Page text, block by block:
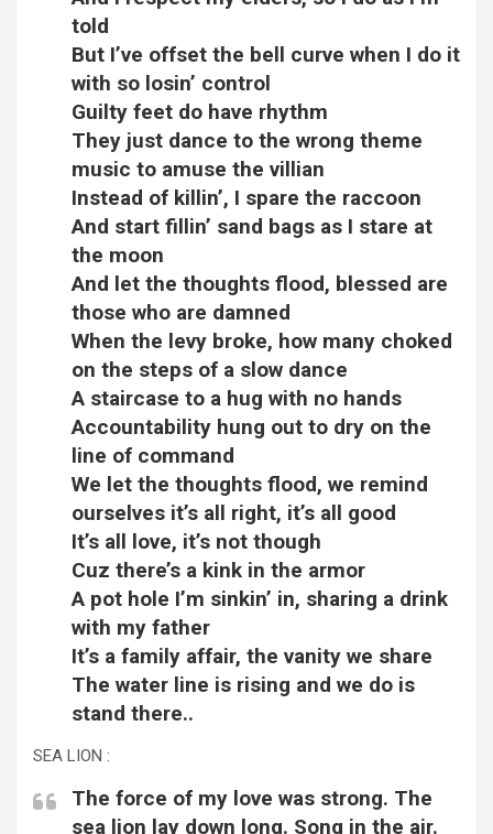
told
But I’ve offset the bell curve when I do it
with so losin’ control
Guilty feet do have rhythm
They just dance to the wrong theme
music to amuse the villian
Instead of killin’, I spare the raccoon
And start fillin’ sand bags as I stare at
the moon
And let the thoughts flood, blessed are
those who are damned
When the levy broke, how many choked
on the steps of a slow dance
A staircase to a hug with no hands
Accountability hung out to dry on the
line of command
We let the thoughts flood, we remind
ourselves it’s all right, it’s all good
It’s all love, it’s not though
Cuz there’s a kink in the armor
A pot hole I’m sinkin’ in, sharing a drink
with my father
It’s a family affair, the vanity we share
The water line is rising and we do is
stand there..
SEA LION :
The force of my love was strong. The
sea lion lay down long. Song in the air.